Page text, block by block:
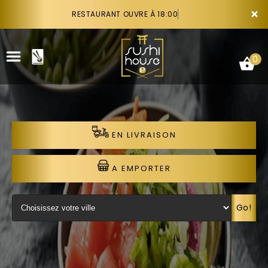
×
RESTAURANT OUVRE À 18:00
VOTRE COMPTE
NOTRE RESTAURANT
VOS AVIS
0
EN LIVRAISON
A EMPORTER
Go!